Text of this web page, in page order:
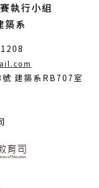
執行小組
築系
開
建築系RB707室